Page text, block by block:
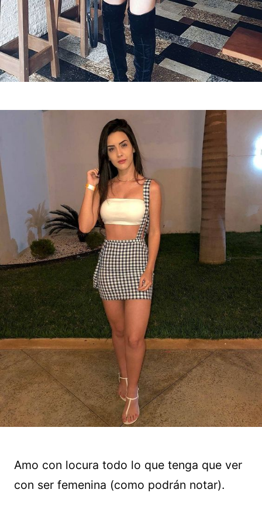
Amo con locura todo lo que tenga que ver
con ser femenina (como podrán notar).